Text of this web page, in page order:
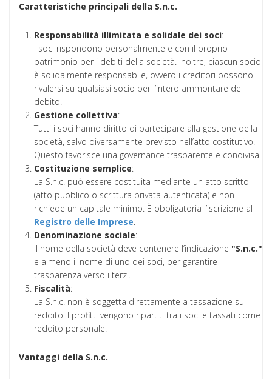
Caratteristiche principali della S.n.c.
Responsabilità illimitata e solidale dei soci:
I soci rispondono personalmente e con il proprio
patrimonio per i debiti della società. Inoltre, ciascun socio
è solidalmente responsabile, ovvero i creditori possono
rivalersi su qualsiasi socio per l’intero ammontare del
debito.
Gestione collettiva:
Tutti i soci hanno diritto di partecipare alla gestione della
società, salvo diversamente previsto nell’atto costitutivo.
Questo favorisce una governance trasparente e condivisa.
Costituzione semplice:
La S.n.c. può essere costituita mediante un atto scritto
(atto pubblico o scrittura privata autenticata) e non
richiede un capitale minimo. È obbligatoria l’iscrizione al
Registro delle Imprese.
Denominazione sociale:
Il nome della società deve contenere l’indicazione "S.n.c."
e almeno il nome di uno dei soci, per garantire
trasparenza verso i terzi.
Fiscalità:
La S.n.c. non è soggetta direttamente a tassazione sul
reddito. I profitti vengono ripartiti tra i soci e tassati come
reddito personale.
Vantaggi della S.n.c.